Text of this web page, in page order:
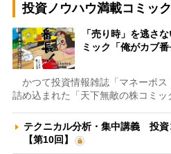
投資ノウハウ満載コミッ
「売り時」を逃さ
ミック「俺がカブ番
かつて投資情報雑誌「マネーポス
詰め込まれた「天下無敵の株コミッ
テクニカル分析・集中講義 投資
【第10回】